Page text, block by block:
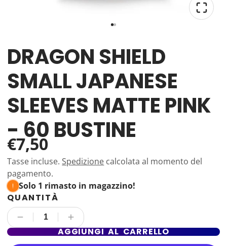
DRAGON SHIELD
SMALL JAPANESE
SLEEVES MATTE PINK
- 60 BUSTINE
€7,50
Tasse incluse. Spedizione calcolata al momento del
pagamento.
Solo 1 rimasto in magazzino!
QUANTITÀ
AGGIUNGI AL CARRELLO